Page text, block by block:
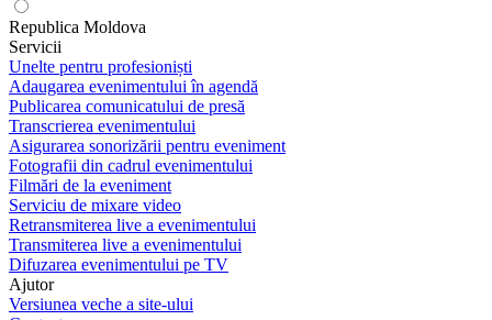
Republica Moldova
Servicii
Unelte pentru profesioniști
Adaugarea evenimentului în agendă
Publicarea comunicatului de presă
Transcrierea evenimentului
Asigurarea sonorizării pentru eveniment
Fotografii din cadrul evenimentului
Filmări de la eveniment
Serviciu de mixare video
Retransmiterea live a evenimentului
Transmiterea live a evenimentului
Difuzarea evenimentului pe TV
Ajutor
Versiunea veche a site-ului